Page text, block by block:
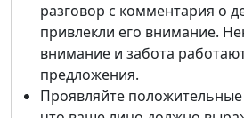
разговор с комментария о
привлекли его внимание.
внимание и забота
предложения.
Проявляйте